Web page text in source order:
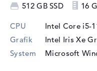
512 GB SSD
16
CPU Intel Core i5-
Grafik
Intel Iris Xe
System
Microsoft